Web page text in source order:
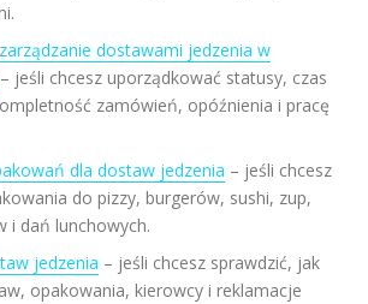
dostawami jedzenia w
– jeśli chcesz uporządkować statusy, czas
zamówień, opóźnienia i pracę
dla dostaw jedzenia – jeśli chcesz
do pizzy, burgerów, sushi, zup,
i dań lunchowych.
jedzenia – jeśli chcesz sprawdzić, jak
opakowania, kierowcy i reklamacje